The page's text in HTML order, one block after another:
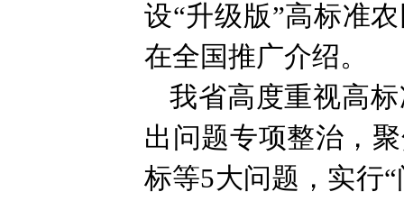
设“升级版”高标准
在全国推广介绍。
我省高度重视高
出问题专项整治，
标等5大问题，实行